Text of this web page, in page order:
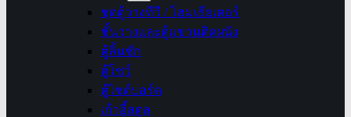
ชุดตู้วางทีวี / โฮมเธียเตอร์
ชั้นวางและตู้แขวนติดผนัง
ตู้ลิ้นชัก
ตู้โชว์
ตู้ไซด์บอร์ด
เก้าอี้สตูล